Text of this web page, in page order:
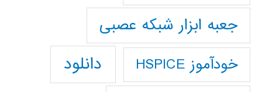
جعبه ابزار شبکه عصبی
خودآموز HSPICE دانلود